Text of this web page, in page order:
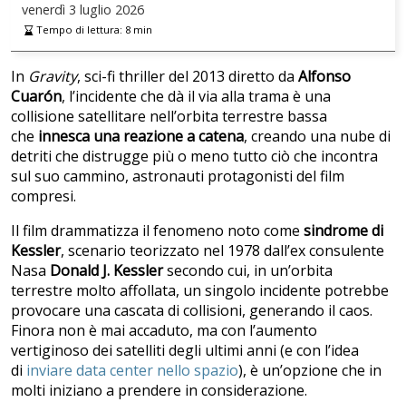
venerdì 3 luglio 2026
Tempo di lettura: 8min
In Gravity, sci-fi thriller del 2013 diretto da Alfonso
Cuarón, l’incidente che dà il via alla trama è una
collisione satellitare nell’orbita terrestre bassa
che innesca una reazione a catena, creando una nube di
detriti che distrugge più o meno tutto ciò che incontra
sul suo cammino, astronauti protagonisti del film
compresi.
Il film drammatizza il fenomeno noto come sindrome di
Kessler, scenario teorizzato nel 1978 dall’ex consulente
Nasa Donald J. Kesslersecondo cui, in un’orbita
terrestre molto affollata, un singolo incidente potrebbe
provocare una cascata di collisioni, generando il caos.
Finora non è mai accaduto, ma con l’aumento
vertiginoso dei satelliti degli ultimi anni (e con l’idea
di inviare data center nello spazio), è un’opzione che in
molti iniziano a prendere in considerazione.